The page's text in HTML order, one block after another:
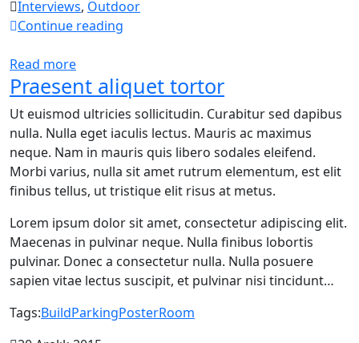
Interviews, Outdoor
Continue reading
Read more
Praesent aliquet tortor
Ut euismod ultricies sollicitudin. Curabitur sed dapibus
nulla. Nulla eget iaculis lectus. Mauris ac maximus
neque. Nam in mauris quis libero sodales eleifend.
Morbi varius, nulla sit amet rutrum elementum, est elit
finibus tellus, ut tristique elit risus at metus.
Lorem ipsum dolor sit amet, consectetur adipiscing elit.
Maecenas in pulvinar neque. Nulla finibus lobortis
pulvinar. Donec a consectetur nulla. Nulla posuere
sapien vitae lectus suscipit, et pulvinar nisi tincidunt…
Tags:BuildParkingPosterRoom